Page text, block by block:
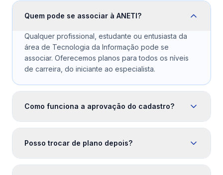
Quem pode se associar à ANETI?
Qualquer profissional, estudante ou entusiasta da
área de Tecnologia da Informação pode se
associar. Oferecemos planos para todos os níveis
de carreira, do iniciante ao especialista.
Como funciona a aprovação do cadastro?
Posso trocar de plano depois?